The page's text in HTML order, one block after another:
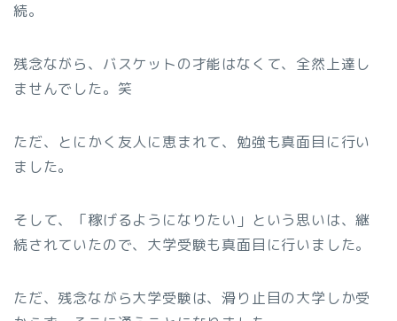
続。
残念ながら、バスケットの才能はなくて、全然上達し
ませんでした。笑
ただ、とにかく友人に恵まれて、勉強も真面目に行い
ました。
そして、「稼げるようになりたい」という思いは、継
続されていたので、大学受験も真面目に行いました。
ただ、残念ながら大学受験は、滑り止目の大学しか受